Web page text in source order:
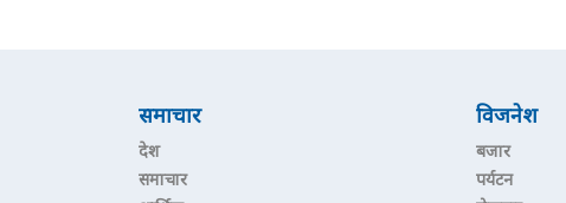
समाचार
देश
समाचार
विजनेश
बजार
पर्यटन